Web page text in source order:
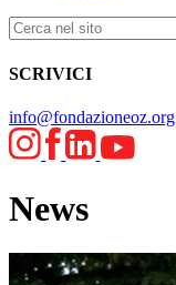
SCRIVICI
info@fondazioneoz.org
News